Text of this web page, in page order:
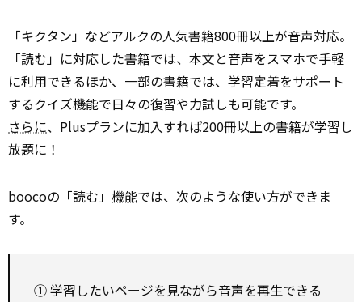
「キクタン」などアルクの人気書籍800冊以上が音声対応。
「読む」に対応した書籍では、本文と音声をスマホで手軽
に利用できるほか、一部の書籍では、学習定着をサポート
するクイズ機能で日々の復習や力試しも可能です。
さらに、Plusプランに加入すれば200冊以上の書籍が学習し
放題に！
boocoの「読む」 機能では、次のような使い方ができま
す。
① 学習したいページを見ながら音声を再生できる